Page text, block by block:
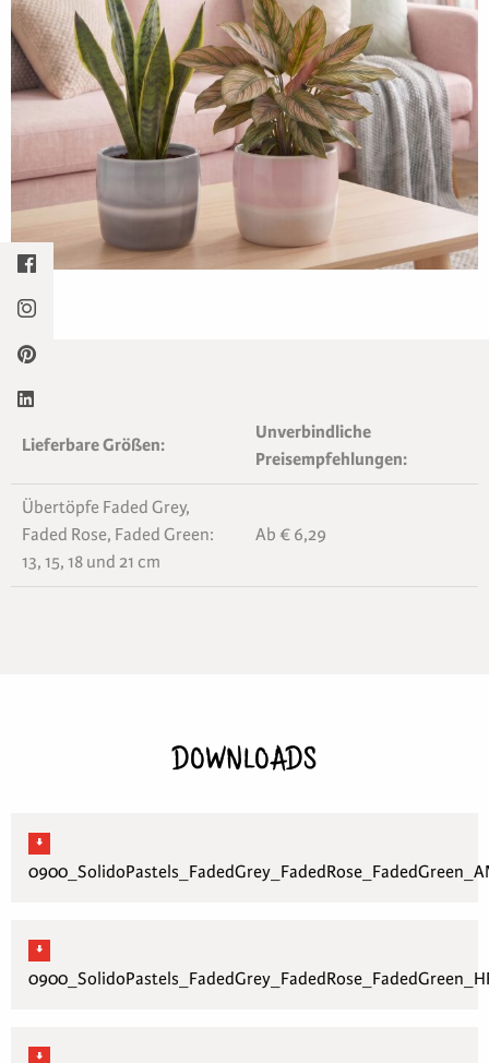
Lieferbare Größen:
Unverbindliche
Preisempfehlungen:
Übertöpfe Faded Grey,
Faded Rose, Faded Green:
13, 15, 18 und 21 cm
Ab € 6,29
DOWNLOADS